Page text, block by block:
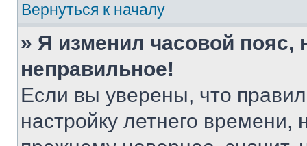
Вернуться к началу
» Я изменил часовой пояс,
неправильное!
Если вы уверены, что
настройку летнего